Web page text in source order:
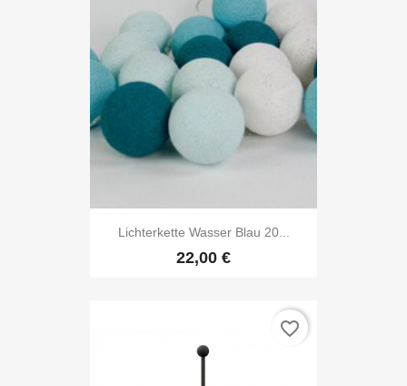
Lichterkette Wasser Blau 20...
22,00 €
favorite_border